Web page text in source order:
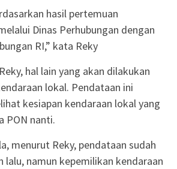
hasil pertemuan
Dinas Perhubungan dengan
RI,” kata Reky
hal lain yang akan dilakukan
lokal. Pendataan ini
kesiapan kendaraan lokal yang
PON nanti.
menurut Reky, pendataan sudah
lalu, namun kepemilikan kendaraan